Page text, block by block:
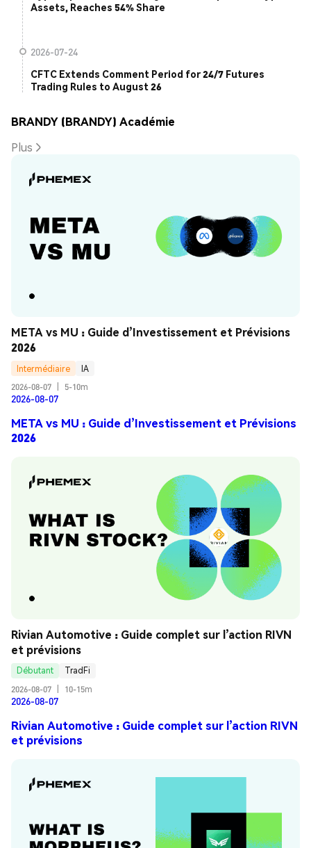
Assets, Reaches 54% Share
2026-07-24
CFTC Extends Comment Period for 24/7 Futures
Trading Rules to August 26
BRANDY (BRANDY) Académie
Plus
META vs MU : Guide d’Investissement et Prévisions
2026
Intermédiaire
IA
2026-08-07
5-10m
2026-08-07
META vs MU : Guide d’Investissement et Prévisions
2026
Rivian Automotive : Guide complet sur l’action RIVN
et prévisions
Débutant
TradFi
2026-08-07
10-15m
2026-08-07
Rivian Automotive : Guide complet sur l’action RIVN
et prévisions